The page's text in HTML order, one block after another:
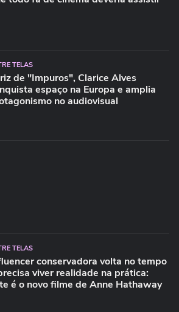
TELAS
de "Impuros", Clarice Alves
espaço na Europa e amplia
no audiovisual
TELAS
conservadora volta no tempo
viver realidade na prática:
é o novo filme de Anne Hathaway